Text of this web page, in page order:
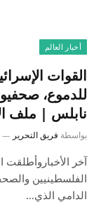
أخبار العالم
القوات
للدموع،
نابلس | ملف
بواسطة فريق التحرير
آخر الأخباروأطلقت
الفلسطينيين
الدامي الذي…